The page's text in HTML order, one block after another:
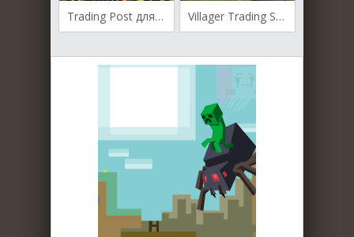
Trading Post для Майнкрафт [1.19.4, 1.19.3, 1.19.2] Villager Trading Station для Майнкрафт [1.19.2, 1.18.2]